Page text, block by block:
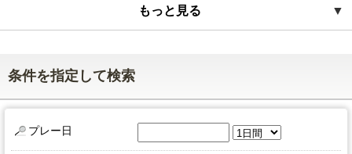
▼
もっと見る
条件を指定して検索
プレー日